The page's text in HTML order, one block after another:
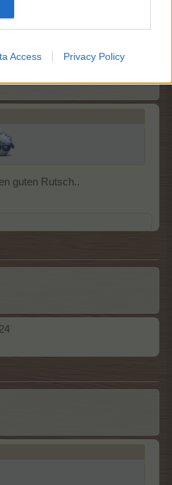
Access Privacy Policy
guten Rutsch..